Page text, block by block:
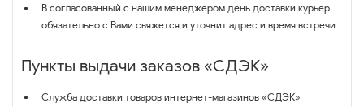
В согласованный с нашим менеджером день доставки курьер
обязательно с Вами свяжется и уточнит адрес и время встречи.
Пункты выдачи заказов «СДЭК»
Служба доставки товаров интернет-магазинов «СДЭК»